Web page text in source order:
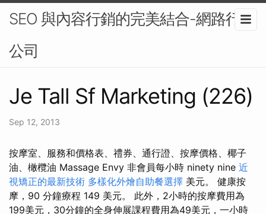
SEO 與內容行銷的完美結合-網路行銷
公司
Je Tall Sf Marketing (226)
Sep 12, 2013
按摩室、服務和價格表、禮券、通行證、按摩價格、椰子
油、橄欖油 Massage Envy 非會員每小時 ninety nine 近
視矯正的最新技術 多樣化外燴自助餐選擇 美元。 健康按
摩，90 分鐘療程 149 美元。 此外，2小時的按摩費用為
199美元，30分鐘的全身伸展課程費用為49美元，一小時